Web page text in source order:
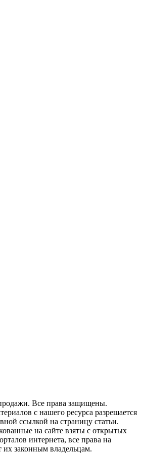
Все права защищены.
с нашего ресурса разрешается
ссылкой на страницу статьи.
на сайте взяты с открытых
интернета, все права на
их законным владельцам.